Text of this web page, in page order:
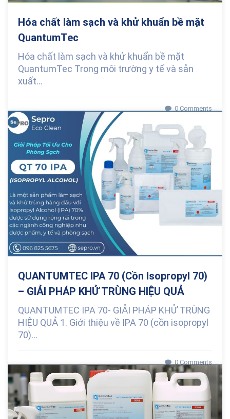
Hóa chất làm sạch và khử khuẩn bề mặt
QuantumTec
Hóa chất làm sạch và khử khuẩn bề mặt
QuantumTec Trong môi trường y tế và sản
xuất...
0 Comments
QUANTUMTEC IPA 70 (Cồn Isopropyl 70)
– GIẢI PHÁP KHỬ TRÙNG HIỆU QUẢ
QUANTUMTEC IPA 70- GIẢI PHÁP KHỬ TRÙNG
HIỆU QUẢ 1. Giới thiệu về IPA 70 (cồn isopropyl
70)...
0 Comments